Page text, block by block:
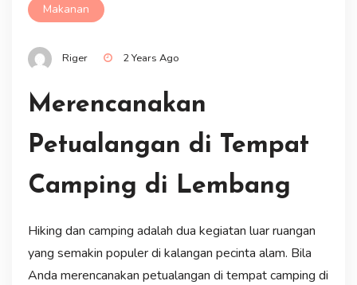
Makanan
Riger 2 Years Ago
Merencanakan
Petualangan di Tempat
Camping di Lembang
Hiking dan camping adalah dua kegiatan luar ruangan
yang semakin populer di kalangan pecinta alam. Bila
Anda merencanakan petualangan di tempat camping di